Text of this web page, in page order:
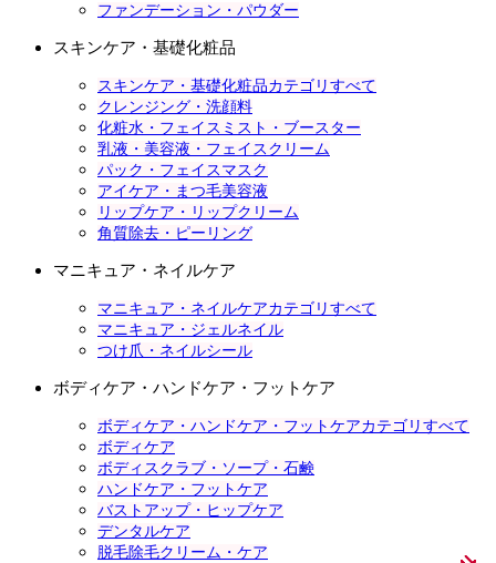
ファンデーション・パウダー
スキンケア・基礎化粧品
スキンケア・基礎化粧品カテゴリすべて
クレンジング・洗顔料
化粧水・フェイスミスト・ブースター
乳液・美容液・フェイスクリーム
パック・フェイスマスク
アイケア・まつ毛美容液
リップケア・リップクリーム
角質除去・ピーリング
マニキュア・ネイルケア
マニキュア・ネイルケアカテゴリすべて
マニキュア・ジェルネイル
つけ爪・ネイルシール
ボディケア・ハンドケア・フットケア
ボディケア・ハンドケア・フットケアカテゴリすべて
ボディケア
ボディスクラブ・ソープ・石鹸
ハンドケア・フットケア
バストアップ・ヒップケア
デンタルケア
脱毛除毛クリーム・ケア